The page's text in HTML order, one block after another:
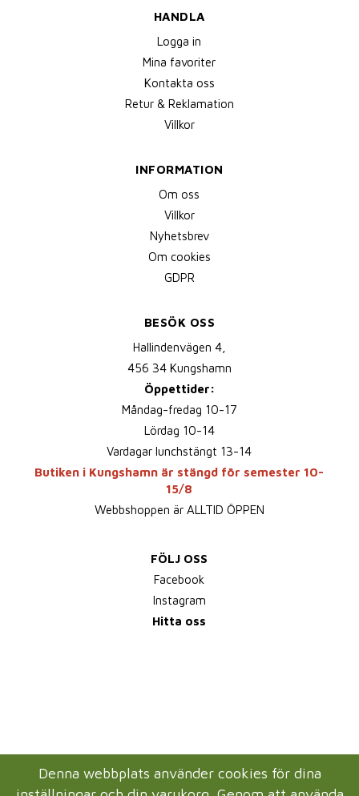
HANDLA
Logga in
Mina favoriter
Kontakta oss
Retur & Reklamation
Villkor
INFORMATION
Om oss
Villkor
Nyhetsbrev
Om cookies
GDPR
BESÖK OSS
Hallindenvägen 4,
456 34 Kungshamn
Öppettider:
Måndag-fredag 10-17
Lördag 10-14
Vardagar lunchstängt 13-14
Butiken i Kungshamn är stängd för semester 10-
15/8
Webbshoppen är ALLTID ÖPPEN
FÖLJ OSS
Facebook
Instagram
Hitta oss
Denna webbplats använder cookies för dina